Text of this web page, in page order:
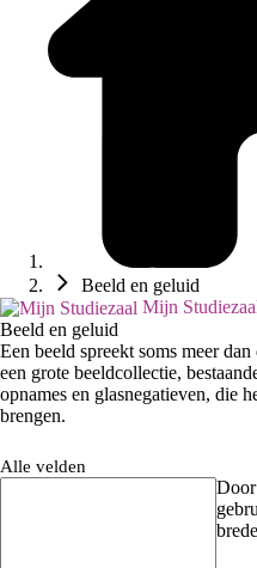
Beeld en geluid
Mijn
Beeld en geluid
Een beeld spreekt soms meer
een grote beeldcollectie,
opnames en glasnegatieven, die
brengen.
Alle velden
Door